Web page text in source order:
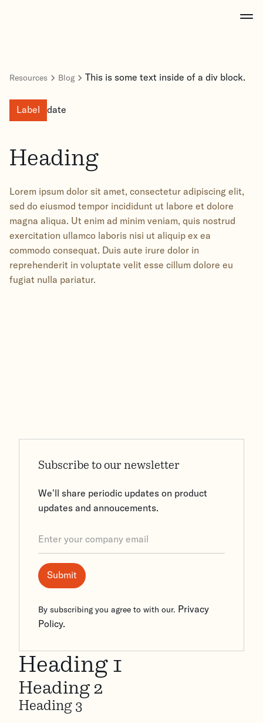
Resources Blog This is some text inside of a div block.
Label date
Heading
Lorem ipsum dolor sit amet, consectetur adipiscing elit,
sed do eiusmod tempor incididunt ut labore et dolore
magna aliqua. Ut enim ad minim veniam, quis nostrud
exercitation ullamco laboris nisi ut aliquip ex ea
commodo consequat. Duis aute irure dolor in
reprehenderit in voluptate velit esse cillum dolore eu
fugiat nulla pariatur.
Subscribe to our newsletter
We’ll share periodic updates on product
updates and annoucements.
By subscribing you agree to with our. Privacy
Policy.
Heading 1
Heading 2
Heading 3